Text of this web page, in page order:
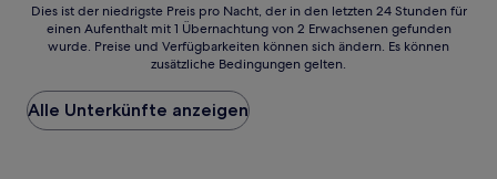
Dies
der
Preis
pro
Nacht,
Dies ist der niedrigste Preis pro Nacht, der in den letzten 24 Stunden für
einen Aufenthalt mit 1 Übernachtung von 2 Erwachsenen gefunden
wurde. Preise und Verfügbarkeiten können sich ändern. Es können
zusätzliche Bedingungen gelten.
Alle Unterkünfte anzeigen